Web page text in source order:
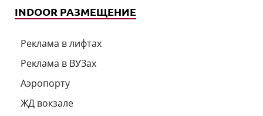
INDOOR РАЗМЕЩЕНИЕ
Реклама в лифтах
Реклама в ВУЗах
Аэропорту
ЖД вокзале